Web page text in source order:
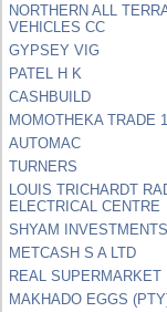
NORTHERN ALL
VEHICLES CC
GYPSEY VIG
PATEL H K
CASHBUILD
MOMOTHEKA TRADE
AUTOMAC
TURNERS
LOUIS TRICHARDT
ELECTRICAL CENTRE
SHYAM
METCASH S A LTD
REAL SUPERMARKET
MAKHADO EGGS